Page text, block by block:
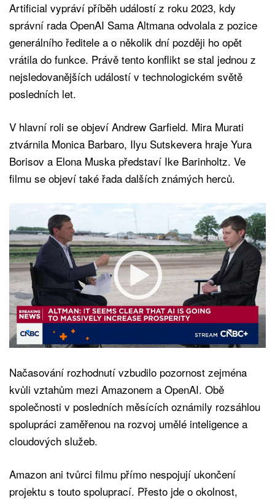
Artificial vypráví příběh událostí z roku 2023, kdy
správní rada OpenAI Sama Altmana odvolala z pozice
generálního ředitele a o několik dní později ho opět
vrátila do funkce. Právě tento konflikt se stal jednou z
nejsledovanějších událostí v technologickém světě
posledních let.
V hlavní roli se objeví Andrew Garfield. Mira Murati
ztvárnila Monica Barbaro, Ilyu Sutskevera hraje Yura
Borisov a Elona Muska představí Ike Barinholtz. Ve
filmu se objeví také řada dalších známých herců.
Načasování rozhodnutí vzbudilo pozornost zejména
kvůli vztahům mezi Amazonem a OpenAI. Obě
společnosti v posledních měsících oznámily rozsáhlou
spolupráci zaměřenou na rozvoj umělé inteligence a
cloudových služeb.
Amazon ani tvůrci filmu přímo nespojují ukončení
projektu s touto spoluprací. Přesto jde o okolnost,